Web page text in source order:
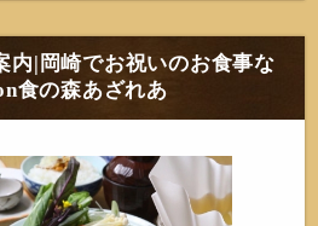
内|岡崎でお祝いのお食事な
食の森あざれあ